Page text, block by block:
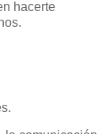
hacerte